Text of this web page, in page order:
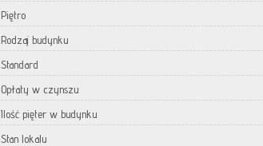
Piętro
Rodzaj budynku
Standard
Opłaty w czynszu
Ilość pięter w budynku
Stan lokalu